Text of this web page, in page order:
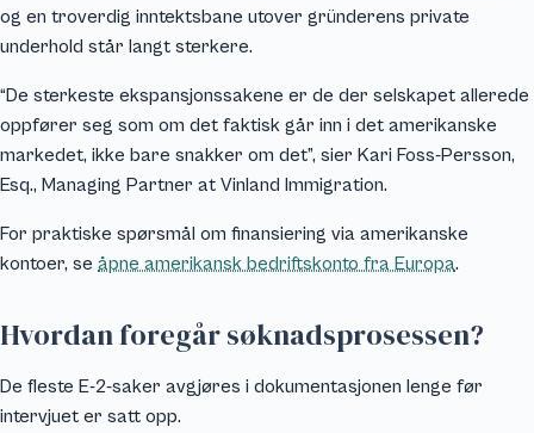
og en troverdig inntektsbane utover gründerens private
underhold står langt sterkere.
“De sterkeste ekspansjonssakene er de der selskapet allerede
oppfører seg som om det faktisk går inn i det amerikanske
markedet, ikke bare snakker om det”, sier Kari Foss-Persson,
Esq., Managing Partner at Vinland Immigration.
For praktiske spørsmål om finansiering via amerikanske
kontoer, se åpne amerikansk bedriftskonto fra Europa.
Hvordan foregår søknadsprosessen?
De fleste E-2-saker avgjøres i dokumentasjonen lenge før
intervjuet er satt opp.